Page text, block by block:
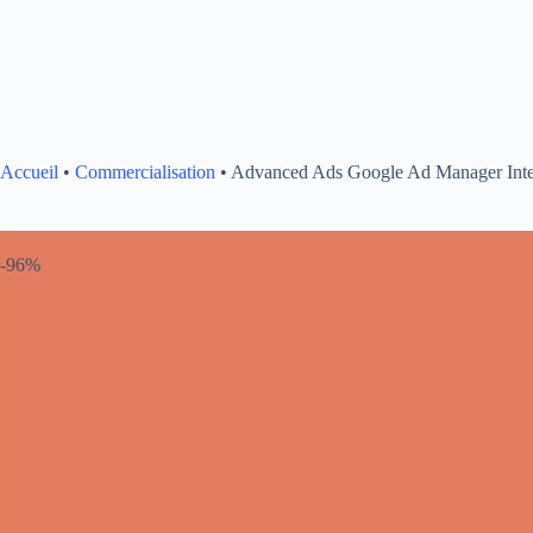
Accueil • Commercialisation • Advanced Ads Google Ad Manager
-96%